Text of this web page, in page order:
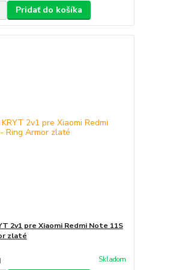
Pridať do košíka
2v1 pre Xiaomi Redmi Note 11S
zlaté
Skladom